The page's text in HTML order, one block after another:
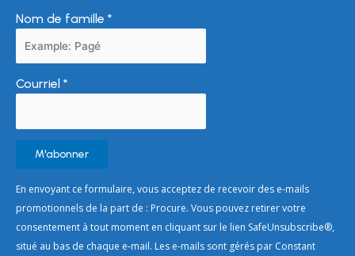
Nom de famille *
Courriel *
Constant
Contact
Use.
Please
En envoyant ce formulaire, vous acceptez de recevoir des e-mails
promotionnels de la part de : Procure. Vous pouvez retirer votre
consentement à tout moment en cliquant sur le lien SafeUnsubscribe®,
situé au bas de chaque e-mail. Les e-mails sont gérés par Constant